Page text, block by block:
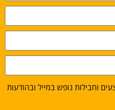
וחבילות נופש במייל ובהודעות